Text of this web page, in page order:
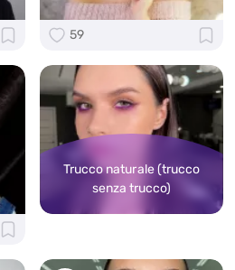
59
Trucco naturale (trucco
senza trucco)